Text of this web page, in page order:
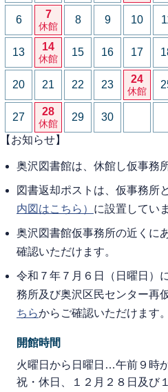
6 7
休館
8 9 10
13 14
休館
15 16 17
20 21 22 23 24
休館
27 28
休館
29
30
【お知らせ】
奥沢図書館は、休館し仮事務
図書返却ポストは、仮事務所
内図はこちら） に設置してい
奥沢図書館仮事務所の近くに
確認いただけます。
令和７年７月６日（日曜日）
務所及び奥沢区民センター再
ちらからご確認いただけます。
開館時間
火曜日から日曜日…午前９時
祝・休日、１２月２８日及び